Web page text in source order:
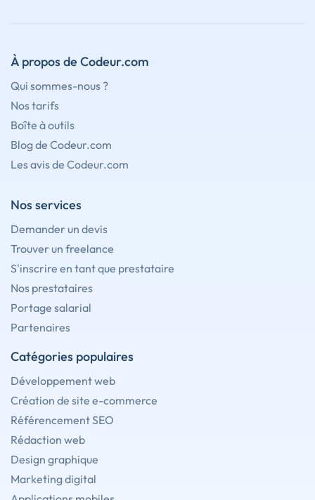
À propos de Codeur.com
Qui sommes-nous ?
Nos tarifs
Boîte à outils
Blog de Codeur.com
Les avis de Codeur.com
Nos services
Demander un devis
Trouver un freelance
S'inscrire en tant que prestataire
Nos prestataires
Portage salarial
Partenaires
Catégories populaires
Développement web
Création de site e-commerce
Référencement SEO
Rédaction web
Design graphique
Marketing digital